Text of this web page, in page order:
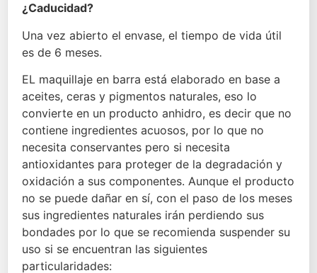
¿Caducidad?
Una vez abierto el envase, el tiempo de vida útil
es de 6 meses.
EL maquillaje en barra está elaborado en base a
aceites, ceras y pigmentos naturales, eso lo
convierte en un producto anhidro, es decir que no
contiene ingredientes acuosos, por lo que no
necesita conservantes pero si necesita
antioxidantes para proteger de la degradación y
oxidación a sus componentes. Aunque el producto
no se puede dañar en sí, con el paso de los meses
sus ingredientes naturales irán perdiendo sus
bondades por lo que se recomienda suspender su
uso si se encuentran las siguientes
particularidades: